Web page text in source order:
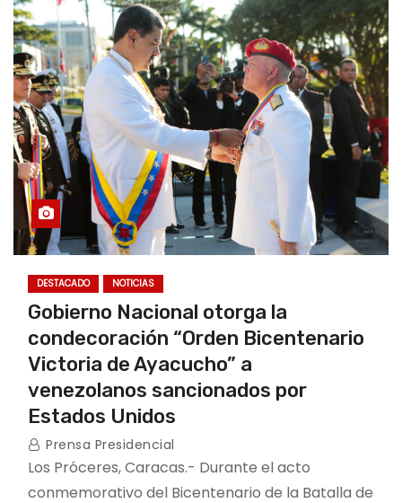
DESTACADO NOTICIAS
Gobierno Nacional otorga la
condecoración “Orden Bicentenario
Victoria de Ayacucho” a
venezolanos sancionados por
Estados Unidos
Prensa Presidencial
Los Próceres, Caracas.- Durante el acto
conmemorativo del Bicentenario de la Batalla de